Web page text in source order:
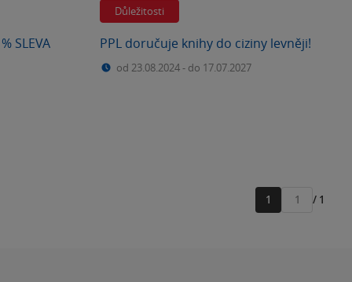
SLEVA
Důležitosti
PPL doručuje knihy do ciziny levněji!
od 23.08.2024- do 17.07.2027
1
Přejít
/ 1